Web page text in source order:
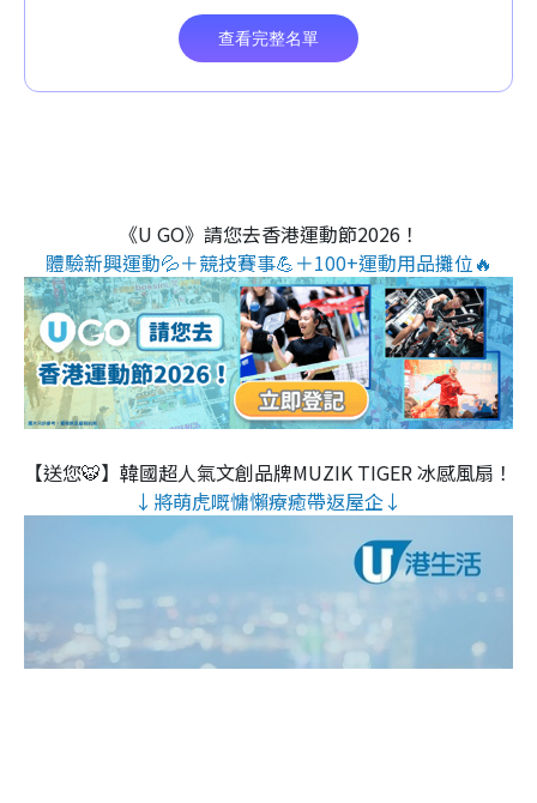
《U GO》請您去香港運動節2026！
體驗新興運動💦＋競技賽事💪＋100+運動用品攤位🔥
【送您🐯】韓國超人氣文創品牌MUZIK TIGER 冰感風扇！
↓將萌虎嘅慵懶療癒帶返屋企↓